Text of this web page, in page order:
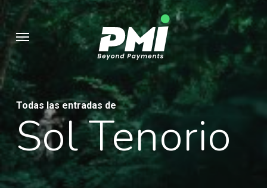
contenido
principal
Menú
Todas las entradas de
Sol Tenorio